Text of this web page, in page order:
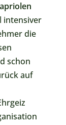
intensiver
die
schon
auf